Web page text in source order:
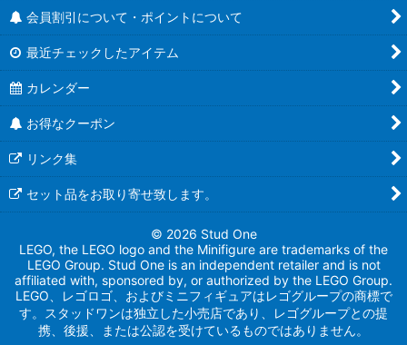
会員割引について・ポイントについて
最近チェックしたアイテム
カレンダー
お得なクーポン
リンク集
セット品をお取り寄せ致します。
© 2026 Stud One
LEGO, the LEGO logo and the Minifigure are trademarks of the
LEGO Group. Stud One is an independent retailer and is not
affiliated with, sponsored by, or authorized by the LEGO Group.
LEGO、レゴロゴ、およびミニフィギュアはレゴグループの商標で
す。スタッドワンは独立した小売店であり、レゴグループとの提
携、後援、または公認を受けているものではありません。